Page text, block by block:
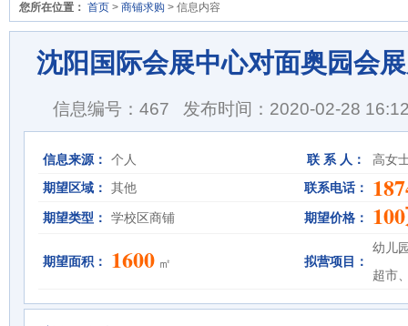
您所在位置： 首页 > 商铺求购 > 信息内容
沈阳国际会展中心对面奥园会
信息编号：467 发布时间：2020-02-28
信息来源： 个人 联 系 人：
高女
期望区域：
其他 联系电话：
期望类型： 学校区商铺 期望价格：
期望面积： 1600 ㎡ 拟营项目：
幼儿
超市